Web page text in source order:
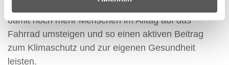
damit noch mehr Menschen im Alltag auf das
Fahrrad umsteigen und so einen aktiven Beitrag
zum Klimaschutz und zur eigenen Gesundheit
leisten.